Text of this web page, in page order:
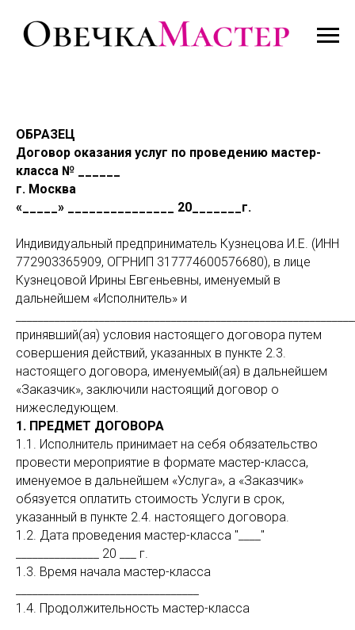
ОБРАЗЕЦ
Договор оказания услуг по проведению мастер-
класса № ______
г. Москва
«_____» _______________ 20_______г.
Индивидуальный предприниматель Кузнецова И.Е. (ИНН
772903365909, ОГРНИП 317774600576680), в лице
Кузнецовой Ирины Евгеньевны, именуемый в
дальнейшем «Исполнитель» и
принявший(ая) условия настоящего договора путем
совершения действий, указанных в пункте 2.3.
настоящего договора, именуемый(ая) в дальнейшем
«Заказчик», заключили настоящий договор о
нижеследующем.
1. ПРЕДМЕТ ДОГОВОРА
1.1. Исполнитель принимает на себя обязательство
провести мероприятие в формате мастер-класса,
именуемое в дальнейшем «Услуга», а «Заказчик»
обязуется оплатить стоимость Услуги в срок,
указанный в пункте 2.4. настоящего договора.
1.2. Дата проведения мастер-класса "____"
_______________ 20 ___ г.
1.3. Время начала мастер-класса
1.4. Продолжительность мастер-класса